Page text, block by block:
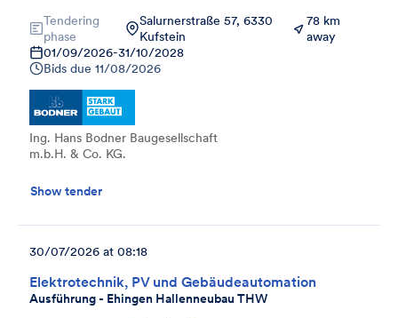
Tendering
phase
Salurnerstraße 57, 6330
Kufstein
78 km
away
01/09/2026-31/10/2028
Bids due 11/08/2026
Ing. Hans Bodner Baugesellschaft
m.b.H. & Co. KG.
Show tender
Elektrotechnik, PV und Gebäudeautomation
Ausführung - Ehingen Hallenneubau THW
30/07/2026 at 08:18